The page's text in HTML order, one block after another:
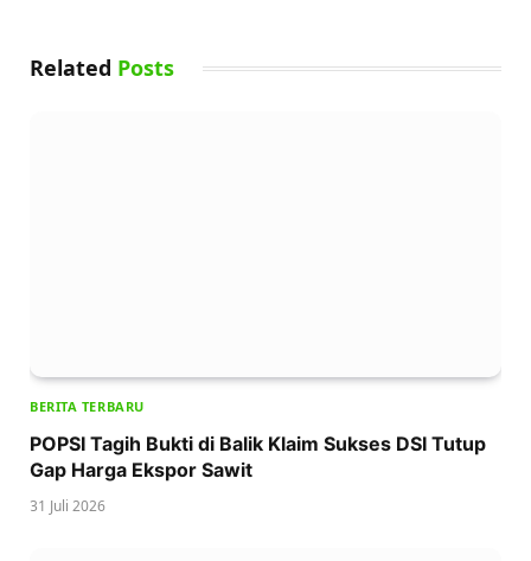
Related Posts
BERITA TERBARU
POPSI Tagih Bukti di Balik Klaim Sukses DSI Tutup
Gap Harga Ekspor Sawit
31 Juli 2026